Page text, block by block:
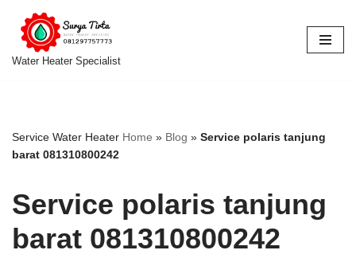
Lompat
ke
Water Heater Specialist
Service Water Heater Home » Blog » Service polaris tanjung
barat 081310800242
Service polaris tanjung
barat 081310800242